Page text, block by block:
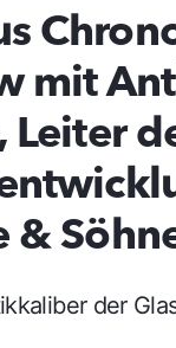
mit
Leiter
&
der